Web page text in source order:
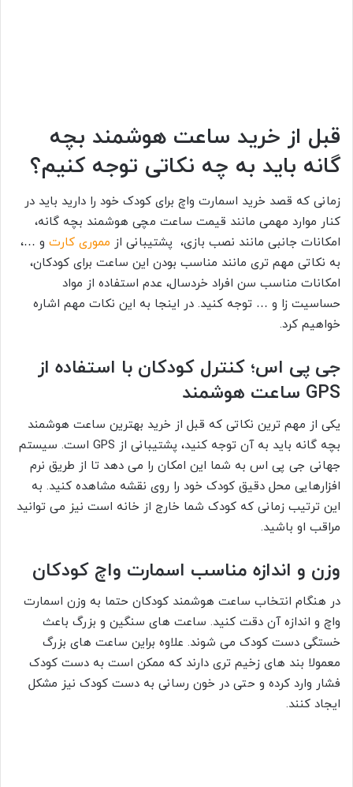
قبل از خرید ساعت هوشمند بچه
گانه باید به چه نکاتی توجه کنیم؟
زمانی که قصد خرید اسمارت واچ برای کودک خود را دارید باید در
کنار موارد مهمی مانند قیمت ساعت مچی هوشمند بچه گانه،
امکانات جانبی مانند نصب بازی، پشتیبانی از مموری کارت و …،
به نکاتی مهم تری مانند مناسب بودن این ساعت برای کودکان،
امکانات مناسب سن افراد خردسال، عدم استفاده از مواد
حساسیت زا و … توجه کنید. در اینجا به این نکات مهم اشاره
خواهیم کرد.
جی پی اس؛ کنترل کودکان با استفاده از
GPS ساعت هوشمند
یکی از مهم ترین نکاتی که قبل از خرید بهترین ساعت هوشمند
بچه گانه باید به آن توجه کنید، پشتیبانی از GPS است. سیستم
جهانی جی پی اس به شما این امکان را می دهد تا از طریق نرم
افزارهایی محل دقیق کودک خود را روی نقشه مشاهده کنید. به
این ترتیب زمانی که کودک شما خارج از خانه است نیز می توانید
مراقب او باشید.
وزن و اندازه مناسب اسمارت واچ کودکان
در هنگام انتخاب ساعت هوشمند کودکان حتما به وزن اسمارت
واچ و اندازه آن دقت کنید. ساعت های سنگین و بزرگ باعث
خستگی دست کودک می شوند. علاوه براین ساعت های بزرگ
معمولا بند های زخیم تری دارند که ممکن است به دست کودک
فشار وارد کرده و حتی در خون رسانی به دست کودک نیز مشکل
ایجاد کنند.